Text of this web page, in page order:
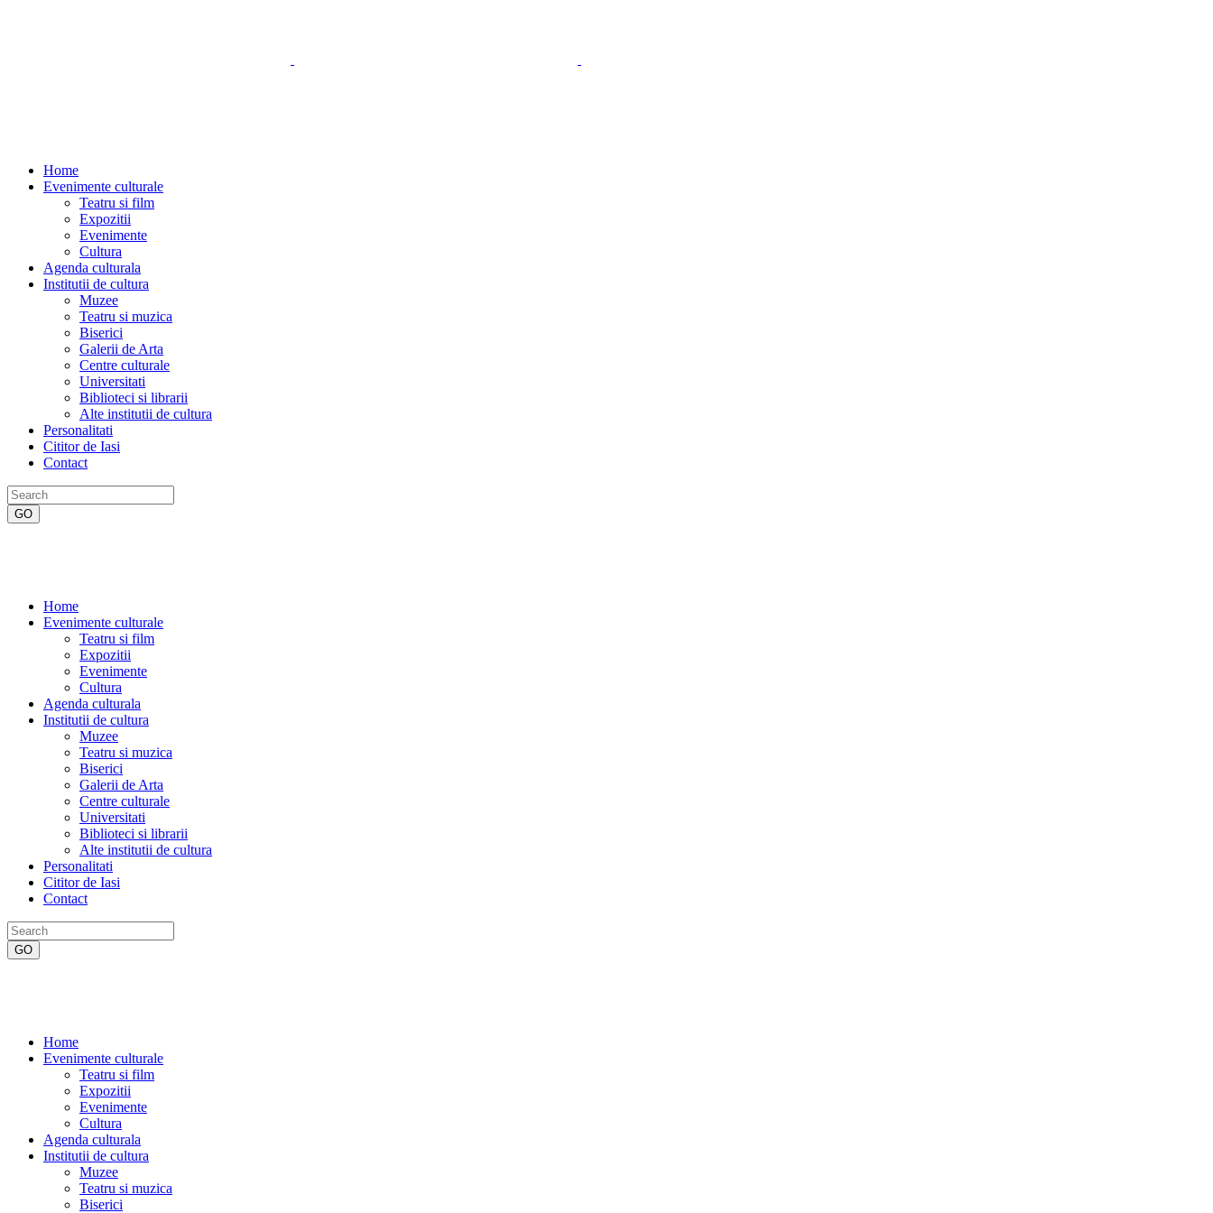
Home
Evenimente culturale
Teatru si film
Expozitii
Evenimente
Cultura
Agenda culturala
Institutii de cultura
Muzee
Teatru si muzica
Biserici
Galerii de Arta
Centre culturale
Universitati
Biblioteci si librarii
Alte institutii de cultura
Personalitati
Cititor de Iasi
Contact
Home
Evenimente culturale
Teatru si film
Expozitii
Evenimente
Cultura
Agenda culturala
Institutii de cultura
Muzee
Teatru si muzica
Biserici
Galerii de Arta
Centre culturale
Universitati
Biblioteci si librarii
Alte institutii de cultura
Personalitati
Cititor de Iasi
Contact
Home
Evenimente culturale
Teatru si film
Expozitii
Evenimente
Cultura
Agenda culturala
Institutii de cultura
Muzee
Teatru si muzica
Biserici